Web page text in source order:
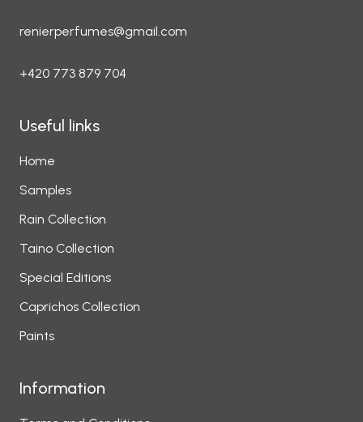
renierperfumes@gmail.com
+420 773 879 704
Useful links
Home
Samples
Rain Collection
Taino Collection
Special Editions
Caprichos Collection
Paints
Information